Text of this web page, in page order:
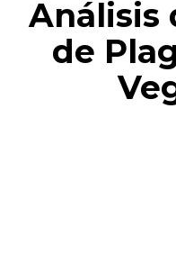
Análisis
de